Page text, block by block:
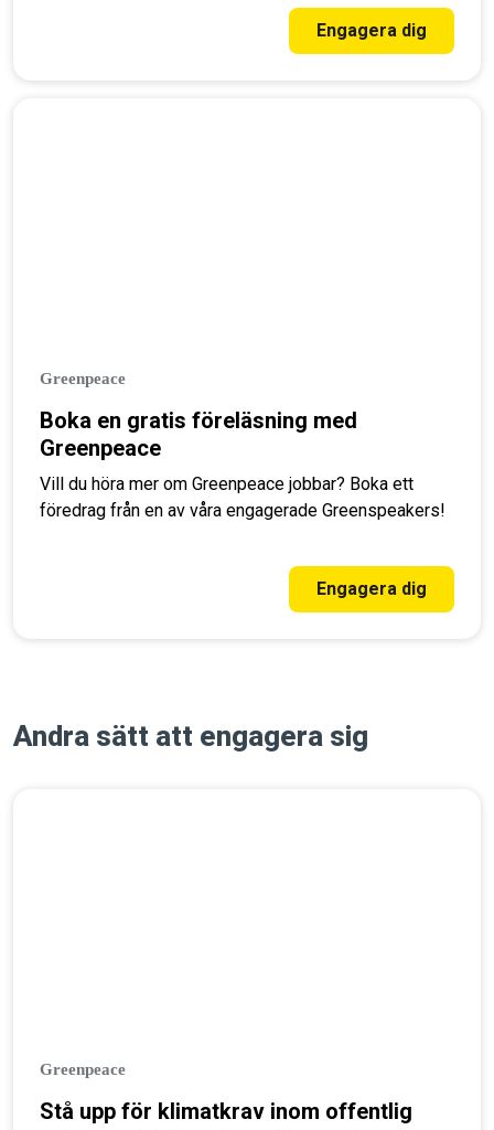
Engagera dig
Greenpeace
Boka en gratis föreläsning med
Greenpeace
Vill du höra mer om Greenpeace jobbar? Boka ett
föredrag från en av våra engagerade Greenspeakers!
Engagera dig
Andra sätt att engagera sig
Greenpeace
Stå upp för klimatkrav inom offentlig